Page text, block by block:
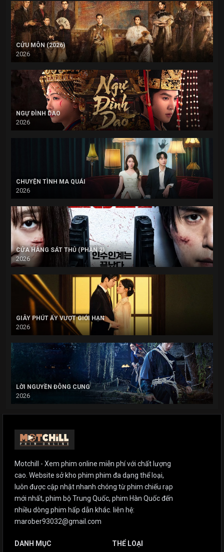
CỬU MÔN (2026)
2026
NGỰ ĐÌNH DAO
2026
CHUYỆN TÌNH MA QUÁI
2026
CỬA HÀNG SÁT THỦ (PHẦN 2)
2026
GIÂY PHÚT ẤY VƯỢT GIỚI HẠN
2026
LỜI NGUYỀN ĐÔNG CUNG
2026
Motchill - Xem phim online miễn phí với chất lượng
cao. Website sở kho phim phim đa dạng thể loại,
luôn được cập nhật nhanh chóng từ phim chiếu rạp
mới nhất, phim bộ Trung Quốc, phim Hàn Quốc đến
nhiều dòng phim hấp dẫn khác. liên hệ:
marober93032@gmail.com
DANH MỤC THỂ LOẠI